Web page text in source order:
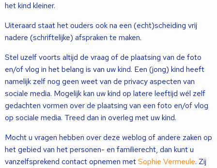
het kind kleiner.
Uiteraard staat het ouders ook na een (echt)scheiding vrij
nadere (schriftelijke) afspraken te maken.
Stel uzelf voorts altijd de vraag of de plaatsing van de foto
en/of vlog in het belang is van uw kind. Een (jong) kind heeft
namelijk zelf nog geen weet van de privacy aspecten van
sociale media. Mogelijk kan uw kind op latere leeftijd wél zelf
gedachten vormen over de plaatsing van een foto en/of vlog
op sociale media. Treed dan in overleg met uw kind.
Mocht u vragen hebben over deze weblog of andere zaken op
het gebied van het personen- en familierecht, dan kunt u
vanzelfsprekend contact opnemen metSophie Vermeule. Zij